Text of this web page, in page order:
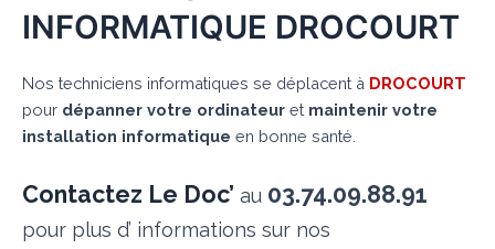
INFORMATIQUE DROCOURT
Nos techniciens informatiques se déplacent à DROCOURT
pour dépanner votre ordinateur et maintenir votre
installation informatique en bonne santé.
Contactez Le Doc’ au 03.74.09.88.91
pour plus d’ informations sur nos